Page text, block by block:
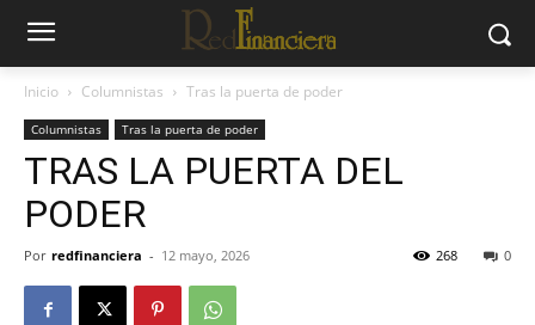
Inicio Columnistas Tras la puerta de poder
Columnistas Tras la puerta de poder
TRAS LA PUERTA DEL
PODER
Por redfinanciera - 12 mayo, 2026 0
268